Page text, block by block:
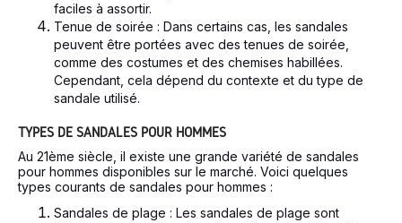
faciles à assortir.
Tenue de soirée : Dans certains cas, les sandales
peuvent être portées avec des tenues de soirée,
comme des costumes et des chemises habillées.
Cependant, cela dépend du contexte et du type de
sandale utilisé.
TYPES DE SANDALES POUR HOMMES
Au 21ème siècle, il existe une grande variété de sandales
pour hommes disponibles sur le marché. Voici quelques
types courants de sandales pour hommes :
Sandales de plage : Les sandales de plage sont